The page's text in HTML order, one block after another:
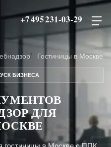
+7 495 231-03-29
Гостиницы в Москве
БИЗНЕСА
ДЛЯ